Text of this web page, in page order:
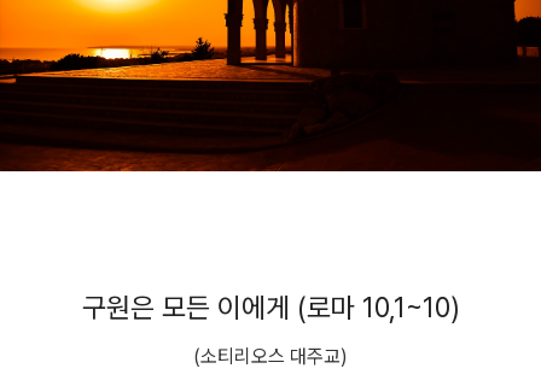
구원은 모든 이에게 (로마 10,1~10)
(소티리오스 대주교)